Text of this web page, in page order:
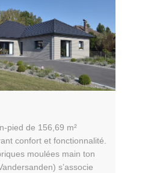
pied de 156,69 m²
confort et fonctionnalité.
moulées main ton
s’associe